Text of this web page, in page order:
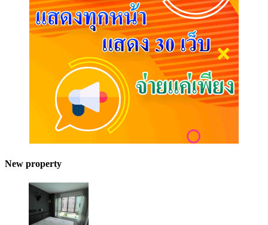
New property